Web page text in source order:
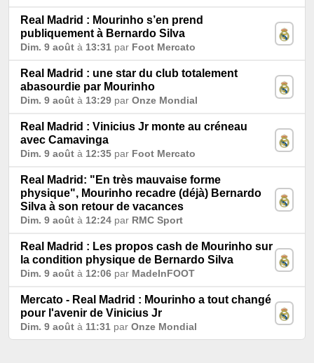
Real Madrid : Mourinho s’en prend
publiquement à Bernardo Silva
Dim. 9 août à 13:31 par Foot Mercato
Real Madrid : une star du club totalement
abasourdie par Mourinho
Dim. 9 août à 13:29 par Onze Mondial
Real Madrid : Vinicius Jr monte au créneau
avec Camavinga
Dim. 9 août à 12:35 par Foot Mercato
Real Madrid: "En très mauvaise forme
physique", Mourinho recadre (déjà) Bernardo
Silva à son retour de vacances
Dim. 9 août à 12:24 par RMC Sport
Real Madrid : Les propos cash de Mourinho sur
la condition physique de Bernardo Silva
Dim. 9 août à 12:06 par MadeInFOOT
Mercato - Real Madrid : Mourinho a tout changé
pour l'avenir de Vinicius Jr
Dim. 9 août à 11:31 par Onze Mondial